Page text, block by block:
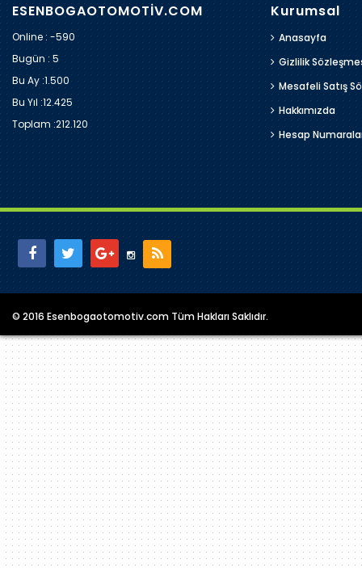
ESENBOGAOTOMOTİV.COM
Online : -590
Bugün :5
Bu Ay :1.500
Bu Yıl :12.425
Toplam :212.120
Kurumsal
Anasayfa
Gizlilik
Mesafeli Satış
Hakkımızda
Hesap
© 2016 Esenbogaotomotiv.com Tüm Hakları Saklıdır.